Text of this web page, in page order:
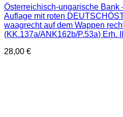
Österreichisch-ungarische Bank
Auflage mit roten
waagrecht auf dem Wappen
(KK.137a/ANK162b/P.53a) Erh.
28,00 €